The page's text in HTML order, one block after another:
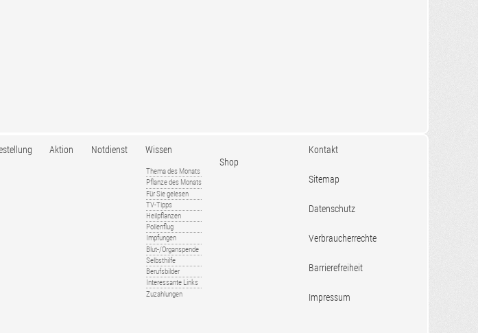
Aktion Notdienst Wissen
Thema des Monats
Pflanze des Monats
Für Sie gelesen
TV-Tipps
Heilpflanzen
Pollenflug
Impfungen
Blut-/Organspende
Selbsthilfe
Berufsbilder
Interessante Links
Zuzahlungen
Shop
Kontakt
Sitemap
Datenschutz
Verbraucherrechte
Barrierefreiheit
Impressum